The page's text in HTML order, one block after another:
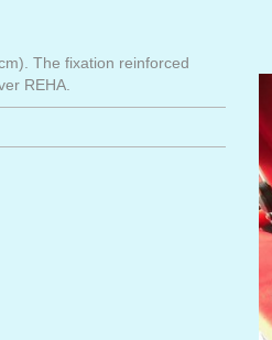
The fixation reinforced
REHA.